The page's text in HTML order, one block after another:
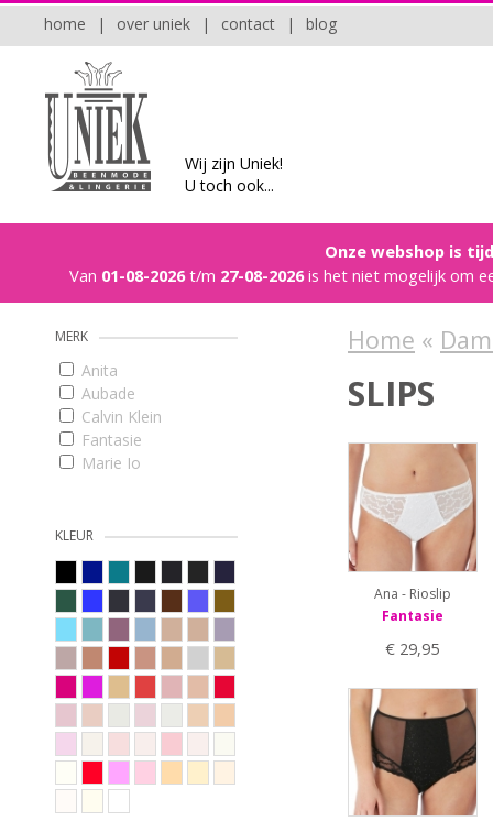
blog
|
contact
|
over uniek
|
home
Wij zijn Uniek!
U toch ook...
Onze webshop is
Van 01-08-2026t/m 27-08-2026is het niet mogelijk om
MERK
Anita
Aubade
Calvin Klein
Fantasie
Marie Jo
Rosa Faia
Ten Cate
KLEUR
Home «
SLIPS
Ana - Rioslip
Fantasie
€ 29,95